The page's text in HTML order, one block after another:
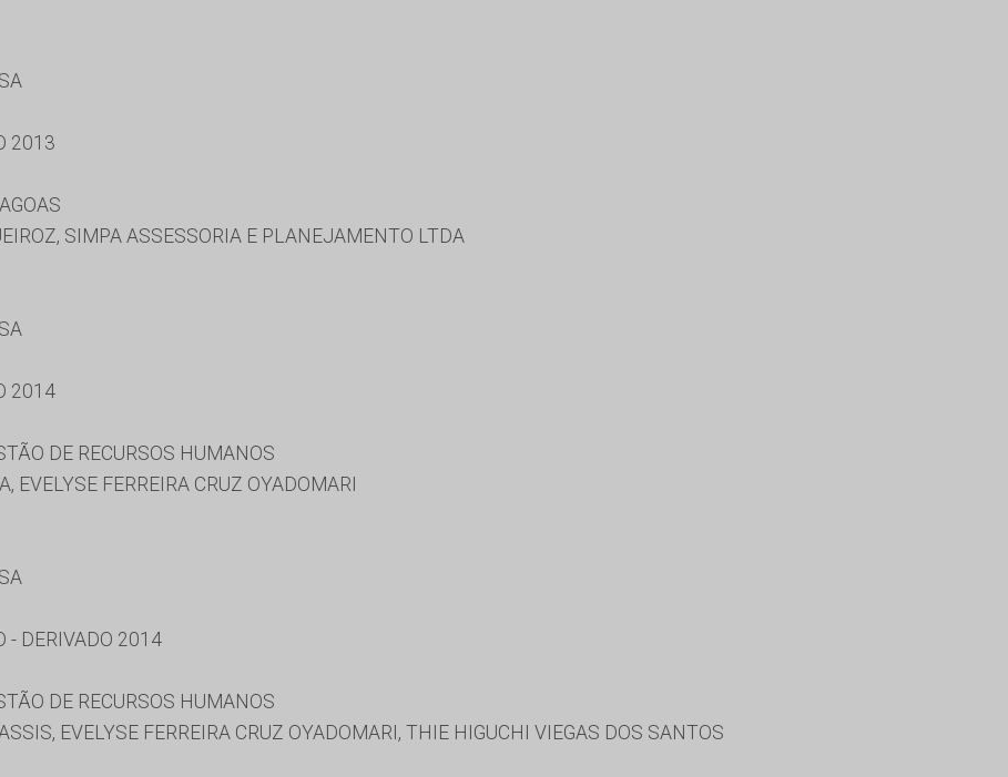
2013
SIMPA ASSESSORIA E PLANEJAMENTO LTDA
2014
DE RECURSOS HUMANOS
EVELYSE FERREIRA CRUZ OYADOMARI
- DERIVADO 2014
DE RECURSOS HUMANOS
EVELYSE FERREIRA CRUZ OYADOMARI, THIE HIGUCHI VIEGAS DOS SANTOS